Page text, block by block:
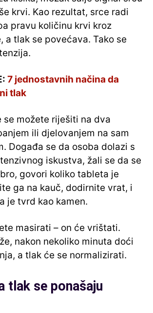
krvi. Kao rezultat, srce radi
pravu količinu krvi kroz
a tlak se povećava. Tako se
7 jednostavnih načina da
tlak
se možete riješiti na dva
ili djelovanjem na sam
Događa se da osoba dolazi s
iskustva, žali se da se
govori koliko tableta je
ga na kauč, dodirnite vrat, i
je tvrd kao kamen.
masirati – on će vrištati.
nakon nekoliko minuta doći
a tlak će se normalizirati.
tlak se ponašaju